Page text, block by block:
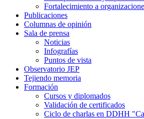
Fortalecimiento a
Publicaciones
Columnas de opinión
Sala de prensa
Noticias
Infografías
Puntos de vista
Observatorio JEP
Tejiendo memoria
Formación
Cursos y diplomados
Validación de certificados
Ciclo de charlas en DDHH